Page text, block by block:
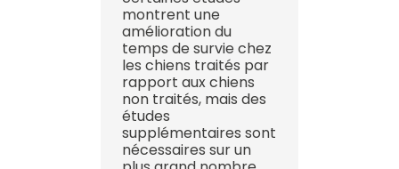
montrent une
amélioration du
temps de survie chez
les chiens traités par
rapport aux chiens
non traités, mais des
études
supplémentaires sont
nécessaires sur un